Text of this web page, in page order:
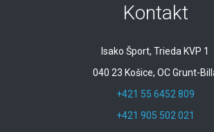
Kontakt
Isako Šport, Trieda KVP 1
040 23 Košice, OC Grunt-
+421 55 6452 809
+421 905 502 021